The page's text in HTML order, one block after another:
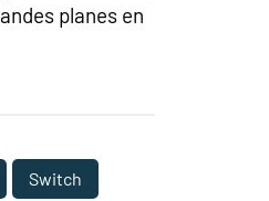
planes en
Switch